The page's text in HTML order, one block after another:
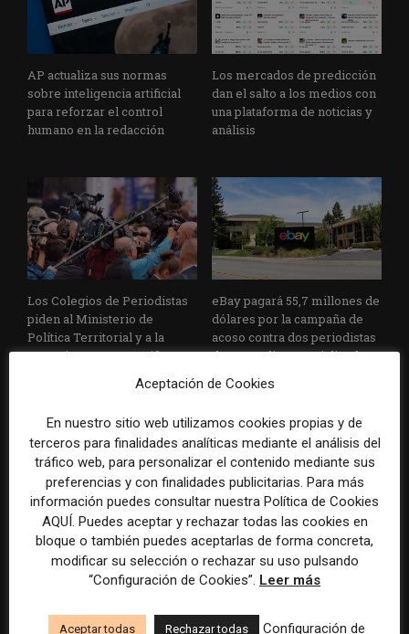
AP actualiza sus normas
sobre inteligencia artificial
para reforzar el control
humano en la redacción
Los mercados de predicción
dan el salto a los medios con
una plataforma de noticias y
análisis
Los Colegios de Periodistas
piden al Ministerio de
Política Territorial y a la
Agencia EFE que rectifiquen
favorecer el intrusismo
eBay pagará 55,7 millones de
dólares por la campaña de
acoso contra dos periodistas
de un medio especializado
EFE publica una guía para
integrar la inteligencia
informativos con supervisión
Substack incorpora una
herramienta que estima
escrito con inteligencia
Aceptación de Cookies
En nuestro sitio web utilizamos cookies propias y de
terceros para finalidades analíticas mediante el análisis del
tráfico web, para personalizar el contenido mediante sus
preferencias y con finalidades publicitarias. Para más
información puedes consultar nuestra Política de Cookies
AQUÍ. Puedes aceptar y rechazar todas las cookies en
bloque o también puedes aceptarlas de forma concreta,
modificar su selección o rechazar su uso pulsando
“Configuración de Cookies”. Leer más
Aceptar todas Rechazar todas
Configuración de